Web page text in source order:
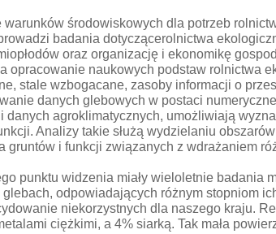
warunków środowiskowych dla potrzeb
badania dotyczącerolnictwa
oraz organizację i ekonomikę
opracowanie naukowych podstaw rolnictwa
stale wzbogacane, zasoby informacji o
danych glebowych w postaci
danych agroklimatycznych, umożliwiają
Analizy takie służą wydzielaniu
i funkcji związanych z wdrażaniem
punktu widzenia miały wieloletnie
odpowiadających różnym stopniom
niekorzystnych dla naszego kraju.
ciężkimi, a 4% siarką. Tak mała